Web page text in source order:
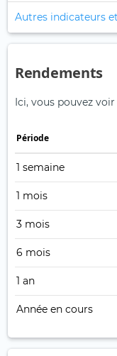
Autres indicateurs
Rendements
Ici, vous pouvez
Période
1 semaine
1 mois
3 mois
6 mois
1 an
Année en cours